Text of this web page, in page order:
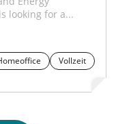
looking for a...
Vollzeit